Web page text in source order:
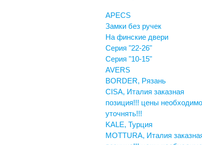
APECS
Замки без ручек
На финские двери
Серия "22-26"
Серия "10-15"
AVERS
BORDER, Рязань
CISA, Италия заказная
позиция!!! цены необходимо
уточнять!!!
KALE, Турция
MOTTURA, Италия